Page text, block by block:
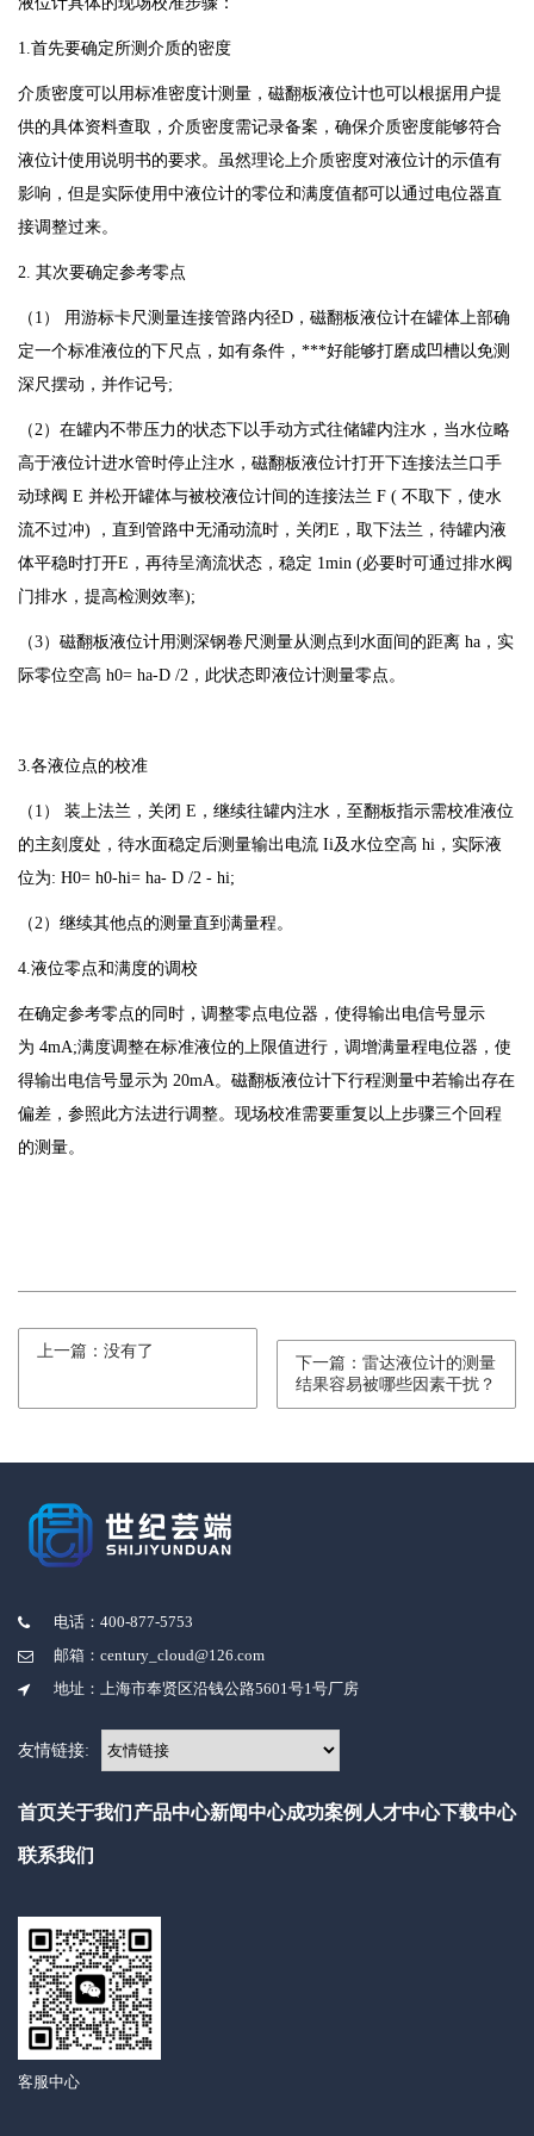
1.首先要确定所测介质的密度
介质密度可以用标准密度计测量，磁翻板液位计也可以根据用户提
供的具体资料查取，介质密度需记录备案，确保介质密度能够符合
液位计使用说明书的要求。虽然理论上介质密度对液位计的示值有
影响，但是实际使用中液位计的零位和满度值都可以通过电位器直
接调整过来。
2. 其次要确定参考零点
（1） 用游标卡尺测量连接管路内径D，磁翻板液位计在罐体上部确
定一个标准液位的下尺点，如有条件，***好能够打磨成凹槽以免测
深尺摆动，并作记号;
（2）在罐内不带压力的状态下以手动方式往储罐内注水，当水位略
高于液位计进水管时停止注水，磁翻板液位计打开下连接法兰口手
动球阀 E 并松开罐体与被校液位计间的连接法兰 F ( 不取下，使水
流不过冲) ，直到管路中无涌动流时，关闭E，取下法兰，待罐内液
体平稳时打开E，再待呈滴流状态，稳定 1min (必要时可通过排水阀
门排水，提高检测效率);
（3）磁翻板液位计用测深钢卷尺测量从测点到水面间的距离 ha，实
际零位空高 h0= ha-D /2，此状态即液位计测量零点。
3.各液位点的校准
（1） 装上法兰，关闭 E，继续往罐内注水，至翻板指示需校准液位
的主刻度处，待水面稳定后测量输出电流 Ii及水位空高 hi，实际液
位为: H0= h0-hi= ha- D /2 - hi;
（2）继续其他点的测量直到满量程。
4.液位零点和满度的调校
在确定参考零点的同时，调整零点电位器，使得输出电信号显示
为 4mA;满度调整在标准液位的上限值进行，调增满量程电位器，使
得输出电信号显示为 20mA。磁翻板液位计下行程测量中若输出存在
偏差，参照此方法进行调整。现场校准需要重复以上步骤三个回程
的测量。
上一篇：没有了
下一篇：雷达液位计的测量
结果容易被哪些因素干扰？
电话：400-877-5753
邮箱：century_cloud@126.com
地址：上海市奉贤区沿钱公路5601号1号厂房
友情链接:
首页关于我们 产品中心新闻中心成功案例 人才中心下载中心
联系我们
客服中心